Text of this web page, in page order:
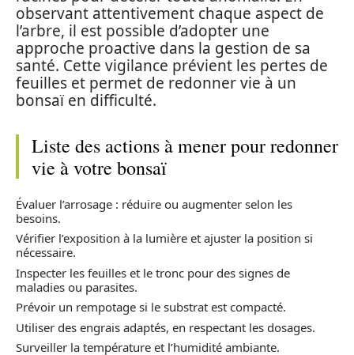
observant attentivement chaque aspect de
l’arbre, il est possible d’adopter une
approche proactive dans la gestion de sa
santé. Cette vigilance prévient les pertes de
feuilles et permet de redonner vie à un
bonsaï en difficulté.
Liste des actions à mener pour redonner
vie à votre bonsaï
Évaluer l’arrosage : réduire ou augmenter selon les
besoins.
Vérifier l’exposition à la lumière et ajuster la position si
nécessaire.
Inspecter les feuilles et le tronc pour des signes de
maladies ou parasites.
Prévoir un rempotage si le substrat est compacté.
Utiliser des engrais adaptés, en respectant les dosages.
Surveiller la température et l’humidité ambiante.